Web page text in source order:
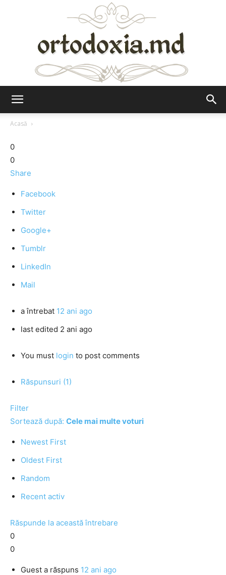
Acasă
0
0
Share
Facebook
Twitter
Google+
Tumblr
LinkedIn
Mail
a întrebat 12 ani ago
last edited 2 ani ago
You must login to post comments
Răspunsuri (1)
Filter
Sortează după: Cele mai multe voturi
Newest First
Oldest First
Random
Recent activ
Răspunde la această întrebare
0
0
Guest a răspuns 12 ani ago